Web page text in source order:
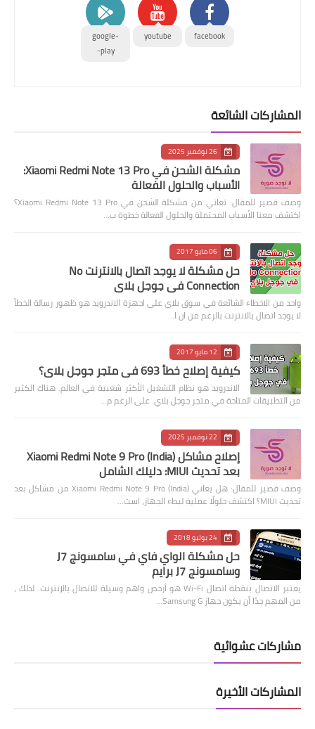
facebook
youtube
google-
play-
المشاركات الشائعة
26 نوفمبر 2025
مشكلة الشحن في Xiaomi Redmi Note 13 Pro:
الأسباب والحلول الفعالة
وصف قصير للمقال: تعاني من مشكلة الشحن في Xiaomi Redmi Note 13 Pro؟
اكتشف معنا الأسباب المحتملة والحلول الفعالة خطوة ب…
06 مايو 2017
حل مشكلة لا يوجد اتصال بالانترنت No
Connection في جوجل بلاي
واحد من الاخطاء الشائعة في سوق بلاي على اجهزة الاندرويد هو ظهور رسالة الخطأ
لا يوجد اتصال بالانترنت بالرغم من ان ا…
12 مايو 2017
كيفية إصلاح خطأ 693 في متجر جوجل بلاي؟
الاندرويد هو نظام التشغيل الأكثر شعبية في العالم. هناك الكثير
من التطبيقات المتاحة في متجر جوجل بلاي. على الرغم م…
22 نوفمبر 2025
إصلاح مشاكل Xiaomi Redmi Note 9 Pro (India)
بعد تحديث MIUI: دليلك الشامل
وصف قصير للمقال: هل يعاني Xiaomi Redmi Note 9 Pro (India) من مشاكل بعد
تحديث MIUI؟ اكتشف حلولًا عملية لبطء الجهاز، است…
24 يوليو 2018
حل مشكلة الواي فاي في سامسونج J7
وسامسونج J7 برايم
يعتبر الاتصال بنقطة اتصال Wi-Fi هو أرخص واهم وسيلة للاتصال بالإنترنت. لذلك ،
من المهم جدًا أن يكون جهاز Samsung G…
مشاركات عشوائية
المشاركات الأخيرة